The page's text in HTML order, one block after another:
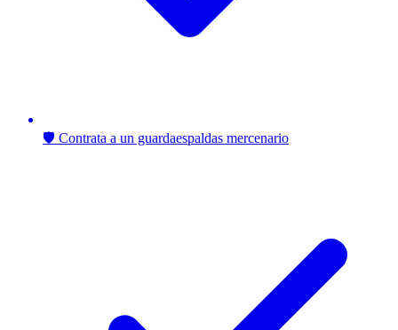
🛡️ Contrata a un guardaespaldas mercenario